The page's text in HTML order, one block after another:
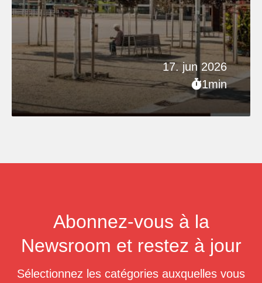
17. jun 2026
1min
Abonnez-vous à la
Newsroom et restez à jour
Sélectionnez les catégories auxquelles vous